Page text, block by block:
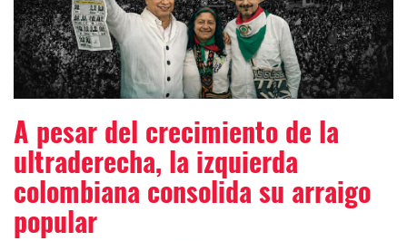
A pesar del crecimiento de la
ultraderecha, la izquierda
colombiana consolida su arraigo
popular